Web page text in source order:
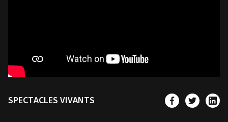
SPECTACLES VIVANTS